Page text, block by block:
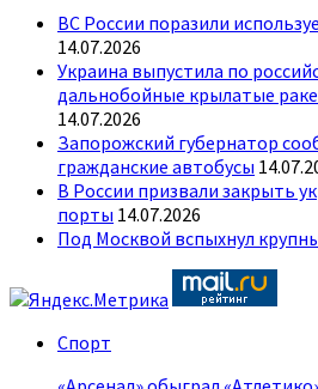
ВС России поразили
14.07.2026
Украина выпустила по
дальнобойные крылатые
14.07.2026
Запорожский губернатор
гражданские автобусы
В России призвали закрыть
порты 14.07.2026
Под Москвой вспыхнул
Спорт